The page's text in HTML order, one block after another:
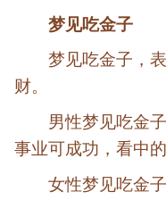
梦见吃金子
梦见吃金子，
财。
男性梦见吃金
事业可成功，看中
女性梦见吃金